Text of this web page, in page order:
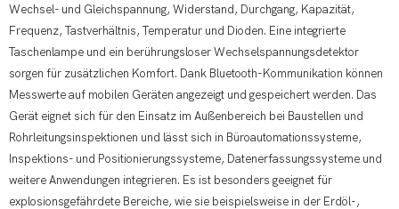
Wechsel- und Gleichspannung, Widerstand, Durchgang, Kapazität,
Frequenz, Tastverhältnis, Temperatur und Dioden. Eine integrierte
Taschenlampe und ein berührungsloser Wechselspannungsdetektor
sorgen für zusätzlichen Komfort. Dank Bluetooth-Kommunikation können
Messwerte auf mobilen Geräten angezeigt und gespeichert werden. Das
Gerät eignet sich für den Einsatz im Außenbereich bei Baustellen und
Rohrleitungsinspektionen und lässt sich in Büroautomationssysteme,
Inspektions- und Positionierungssysteme, Datenerfassungssysteme und
weitere Anwendungen integrieren. Es ist besonders geeignet für
explosionsgefährdete Bereiche, wie sie beispielsweise in der Erdöl-,